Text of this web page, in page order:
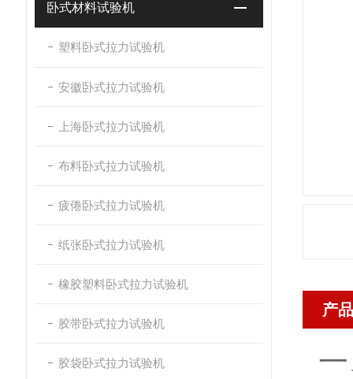
卧式材料试验机
塑料卧式拉力试验机
安徽卧式拉力试验机
上海卧式拉力试验机
布料卧式拉力试验机
疲倦卧式拉力试验机
纸张卧式拉力试验机
橡胶塑料卧式拉力试验机
胶带卧式拉力试验机
胶袋卧式拉力试验机
产